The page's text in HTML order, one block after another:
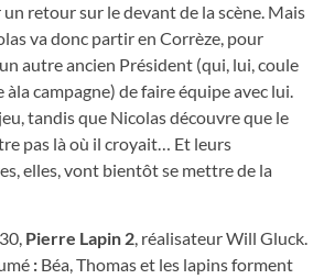
retour sur le devant de la scène. Mais
va donc partir en Corrèze, pour
autre ancien Président (qui, lui, coule
cam­pagne) de faire équipe avec lui.
tandis que Nicolas découvre que le
pas là où il croyait… Et leurs
elles, vont bientôt se mettre de la
Pierre Lapin 2, réalisateur Will Gluck.
: Béa, Thomas et les lapins forment